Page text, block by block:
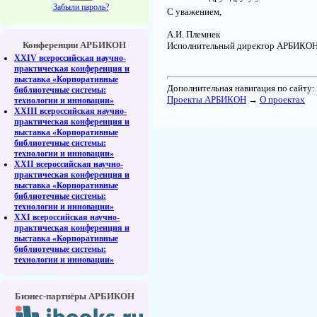
Забыли пароль?
Конференции АРБИКОН
XXIV всероссийская научно-
практическая конференция и
выставка «Корпоративные
библиотечные системы:
технологии и инновации»
XXIII всероссийская научно-
практическая конференция и
выставка «Корпоративные
библиотечные системы:
технологии и инновации»
XXII всероссийская научно-
практическая конференция и
выставка «Корпоративные
библиотечные системы:
технологии и инновации»
XXI всероссийская научно-
практическая конференция и
выставка «Корпоративные
библиотечные системы:
технологии и инновации»
Бизнес-партнёры АРБИКОН
С уважением,
А.И. Племнек
Исполнительный директор
Дополнительная навигация по сайту:
Проекты АРБИКОН → О проектах